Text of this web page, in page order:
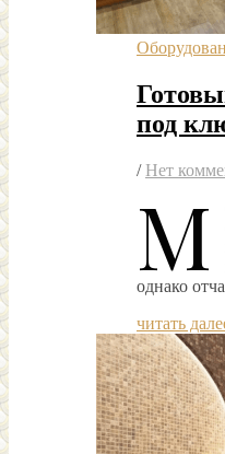
под
/ Нет
М
однако
читать